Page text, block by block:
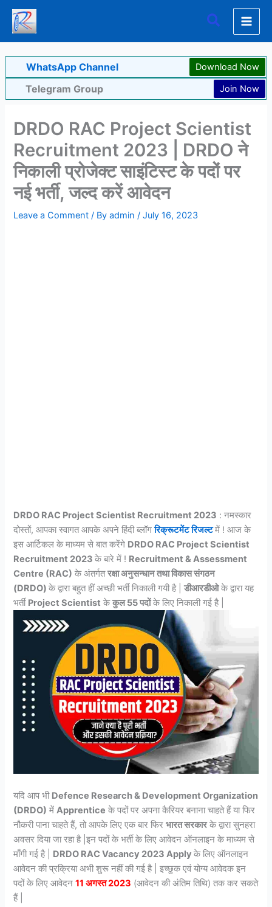
Skip
content
Search
WhatsApp Channel Download Now
Telegram Group Join Now
DRDO RAC Project Scientist
Recruitment 2023 | DRDO ने
निकाली प्रोजेक्ट साइंटिस्ट के पदों पर
नई भर्ती, जल्द करें आवेदन
Leave a Comment / Byadmin/July 16, 2023
DRDO RAC Project Scientist Recruitment 2023 : नमस्कार
दोस्तों, आपका स्वागत आपके अपने हिंदी ब्लॉगरिक्रूटमेंट रिजल्टमें ! आज के
इस आर्टिकल के माध्यम से बात करेंगे DRDO RAC Project Scientist
Recruitment 2023 के बारे में ! Recruitment &Assessment
Centre (RAC) के अंतर्गतरक्षा अनुसन्धान तथा विकास संगठन
(DRDO)के द्वारा बहुत हीं अच्छी भर्ती निकाली गयी है |डीआरडीओके द्वारा यह
भर्ती Project Scientist केकुल55 पदोंके लिए निकाली गई है |
यदि आप भी Defence Research & Development Organization
(DRDO) में Apprentice के पदों पर अपना कैरियर बनाना चाहते हैं या फिर
नौकरी पाना चाहते हैं, तो आपके लिए एक बार फिरभारत सरकारके द्वारा सुनहरा
अवसर दिया जा रहा है |इन पदों के भर्ती के लिए आवेदन ऑनलाइन के माध्यम से
माँगी गई है | DRDO RAC Vacancy 2023 Applyके लिए ऑनलाइन
आवेदन की प्रक्रिया अभी शुरू नहीं की गई है | इच्छुक एवं योग्य आवेदक इन
पदों के लिए आवेदन11 अगस्त 2023 (आवेदन की अंतिम तिथि) तक कर सकते
हैं |